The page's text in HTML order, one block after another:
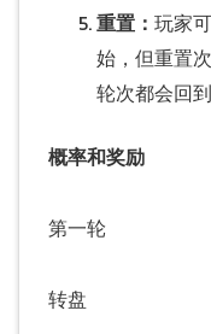
重置： 玩家
始，但重置
轮次都会回到
概率和奖励
第一轮
转盘